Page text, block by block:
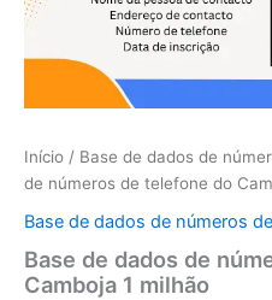
Início / Base de dados de
de números de telefone do
Base de dados de números
Base de dados de
Camboja 1 milhão
telefone
do
Camboja
milhão